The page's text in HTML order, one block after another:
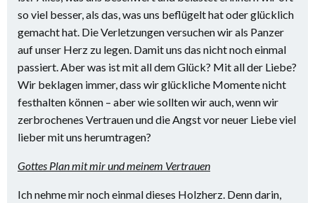
so viel besser, als das, was uns beflügelt hat oder glücklich
gemacht hat. Die Verletzungen versuchen wir als Panzer
auf unser Herz zu legen. Damit uns das nicht noch einmal
passiert. Aber was ist mit all dem Glück? Mit all der Liebe?
Wir beklagen immer, dass wir glückliche Momente nicht
festhalten können – aber wie sollten wir auch, wenn wir
zerbrochenes Vertrauen und die Angst vor neuer Liebe viel
lieber mit uns herumtragen?
Gottes Plan mit mir und meinem Vertrauen
Ich nehme mir noch einmal dieses Holzherz. Denn darin,